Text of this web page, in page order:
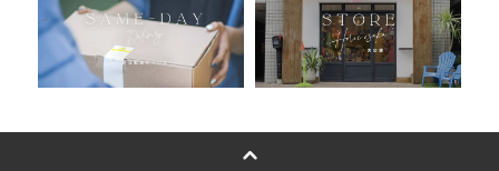
ムーンリットバルーンについて
その他オーダーメイド
バルーンフラワーブーケについて